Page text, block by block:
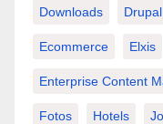
Downloads Drupal
Ecommerce Elxis
Enterprise Content
Fotos Hotels